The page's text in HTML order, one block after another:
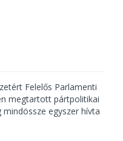
Felelős Parlamenti
megtartott pártpolitikai
egyszer hívta